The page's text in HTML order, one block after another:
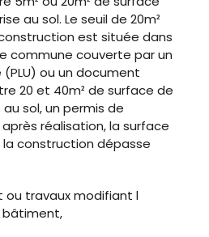
au sol. Le seuil de 20m²
est située dans
commune couverte par un
ou un document
20 et 40m² de surface de
sol, un permis de
réalisation, la surface
construction dépasse
ou travaux modifiant l
bâtiment,